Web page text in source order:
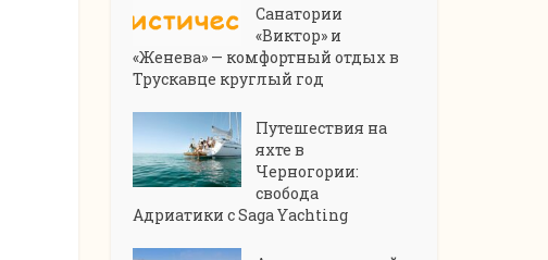
Санатории
«Виктор» и
«Женева» — комфортный отдых в
Трускавце круглый год
Путешествия на
яхте в
Черногории:
свобода
Адриатики с Saga Yachting